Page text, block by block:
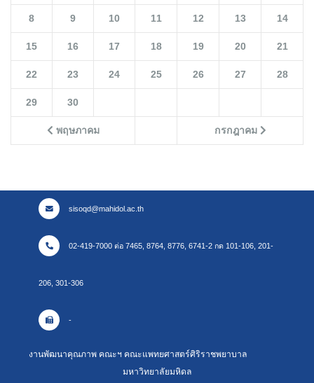
พฤษภาคม กรกฎาคม
8 9 10 11 12 13 14
15 16 17 18 19 20 21
22 23 24 25 26 27 28
29 30
sisoqd@mahidol.ac.th
02-419-7000 ต่อ 7465, 8764, 8776, 6741-2 กด 101-106, 201-
206, 301-306
-
งานพัฒนาคุณภาพ คณะฯ คณะแพทยศาสตร์ศิริราชพยาบาล
มหาวิทยาลัยมหิดล